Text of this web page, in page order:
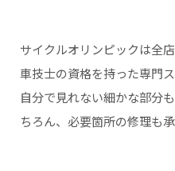
サイクルオリンピックは全
車技士の資格を持った専門
自分で見れない細かな部分
ちろん、必要箇所の修理も承